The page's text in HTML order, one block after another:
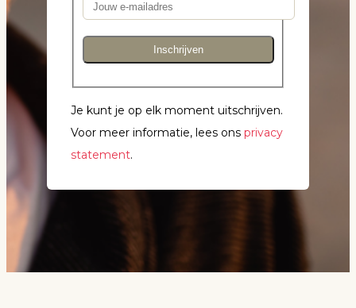
Inschrijven
Je kunt je op elk moment uitschrijven.
Voor meer informatie, lees ons privacy
statement.